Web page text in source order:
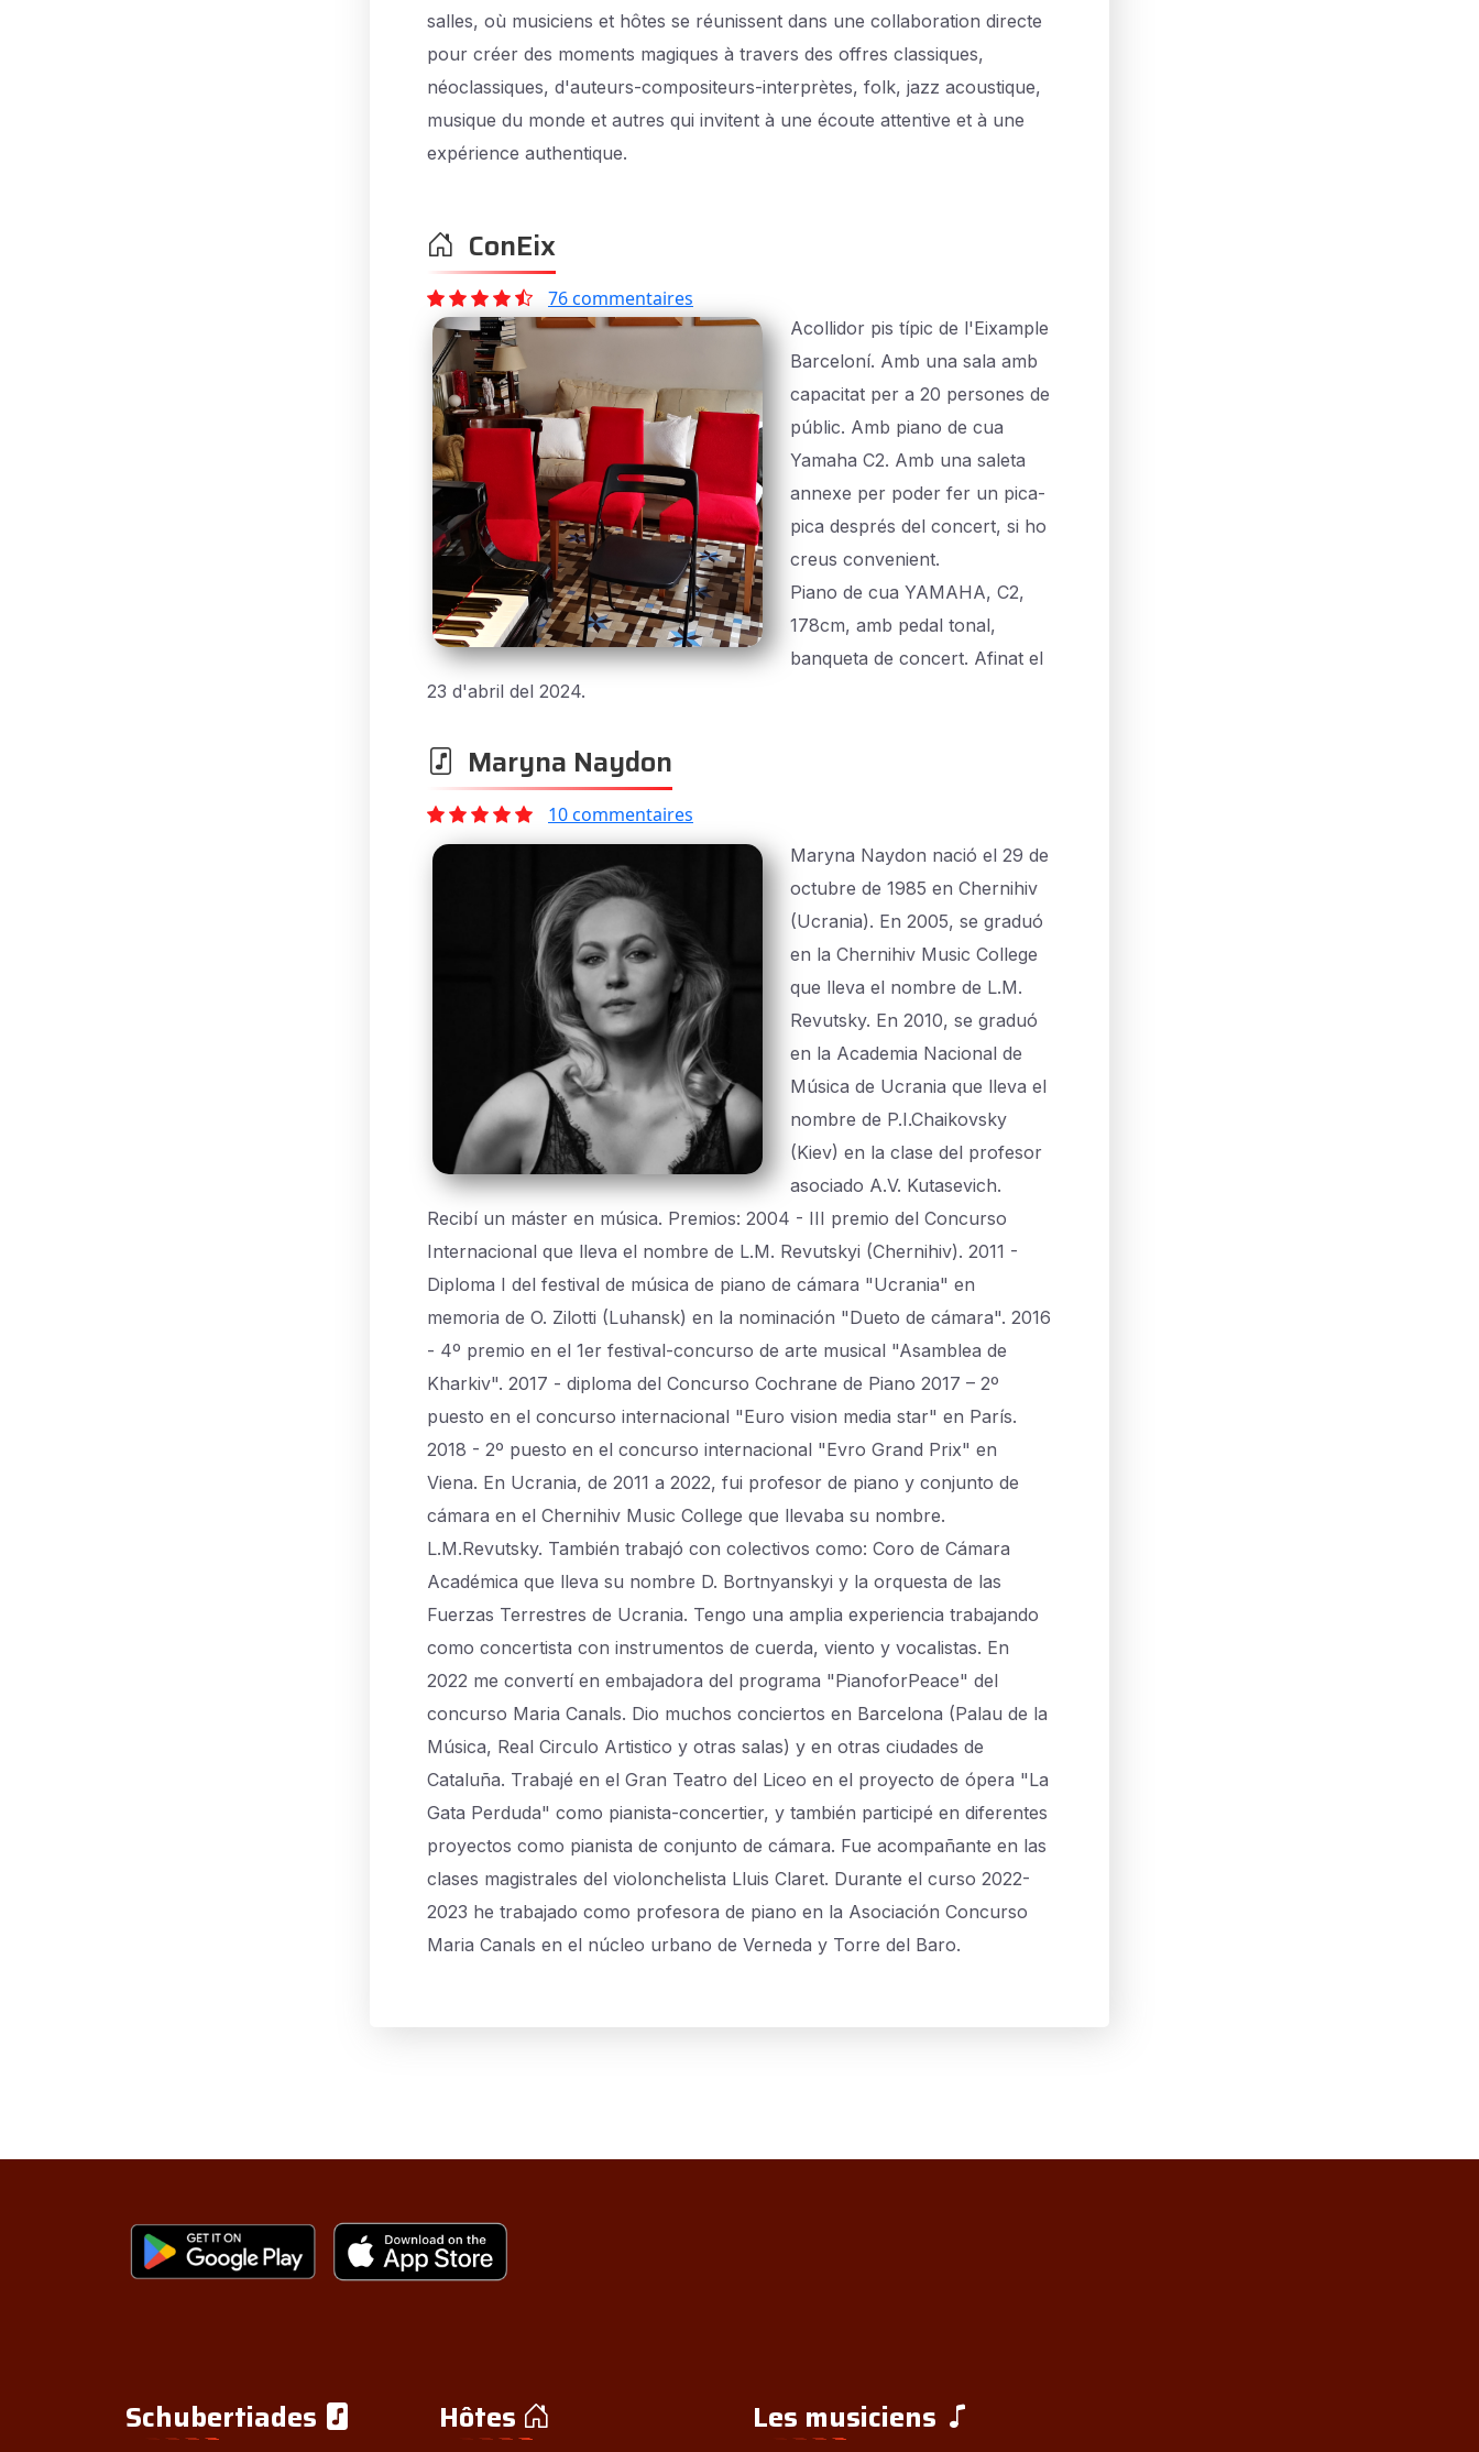
salles, où musiciens et hôtes se réunissent dans une collaboration directe
pour créer des moments magiques à travers des offres classiques,
néoclassiques, d'auteurs-compositeurs-interprètes, folk, jazz acoustique,
musique du monde et autres qui invitent à une écoute attentive et à une
expérience authentique.
ConEix
76 commentaires
Acollidor pis típic de l'Eixample
Barceloní. Amb una sala amb
capacitat per a 20 persones de
públic. Amb piano de cua
Yamaha C2. Amb una saleta
annexe per poder fer un pica-
pica després del concert, si ho
creus convenient.
Piano de cua YAMAHA, C2,
178cm, amb pedal tonal,
banqueta de concert. Afinat el
23 d'abril del 2024.
Maryna Naydon
10 commentaires
Maryna Naydon nació el 29 de
octubre de 1985 en Chernihiv
(Ucrania). En 2005, se graduó
en la Chernihiv Music College
que lleva el nombre de L.M.
Revutsky. En 2010, se graduó
en la Academia Nacional de
Música de Ucrania que lleva el
nombre de P.I.Chaikovsky
(Kiev) en la clase del profesor
asociado A.V. Kutasevich.
Recibí un máster en música. Premios: 2004 - III premio del Concurso
Internacional que lleva el nombre de L.M. Revutskyi (Chernihiv). 2011 -
Diploma I del festival de música de piano de cámara "Ucrania" en
memoria de O. Zilotti (Luhansk) en la nominación "Dueto de cámara". 2016
- 4º premio en el 1er festival-concurso de arte musical "Asamblea de
Kharkiv". 2017 - diploma del Concurso Cochrane de Piano 2017 – 2º
puesto en el concurso internacional "Euro vision media star" en París.
2018 - 2º puesto en el concurso internacional "Evro Grand Prix" en
Viena. En Ucrania, de 2011 a 2022, fui profesor de piano y conjunto de
cámara en el Chernihiv Music College que llevaba su nombre.
L.M.Revutsky. También trabajó con colectivos como: Coro de Cámara
Académica que lleva su nombre D. Bortnyanskyi y la orquesta de las
Fuerzas Terrestres de Ucrania. Tengo una amplia experiencia trabajando
como concertista con instrumentos de cuerda, viento y vocalistas. En
2022 me convertí en embajadora del programa "PianoforPeace" del
concurso Maria Canals. Dio muchos conciertos en Barcelona (Palau de la
Música, Real Circulo Artistico y otras salas) y en otras ciudades de
Cataluña. Trabajé en el Gran Teatro del Liceo en el proyecto de ópera "La
Gata Perduda" como pianista-concertier, y también participé en diferentes
proyectos como pianista de conjunto de cámara. Fue acompañante en las
clases magistrales del violonchelista Lluis Claret. Durante el curso 2022-
2023 he trabajado como profesora de piano en la Asociación Concurso
Maria Canals en el núcleo urbano de Verneda y Torre del Baro.
Schubertiades Hôtes Les musiciens